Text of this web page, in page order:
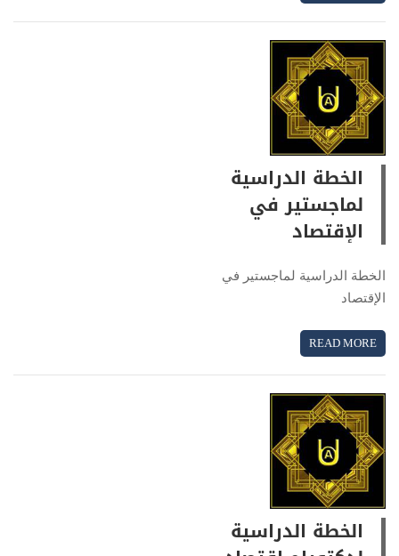
الخطة الدراسية
لماجستير في
الإقتصاد
الخطة الدراسية لماجستير في
الإقتصاد
READ MORE
الخطة الدراسية